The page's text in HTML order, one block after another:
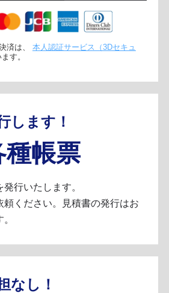
済は、 本人認証サービス（3Dセキュ
す。
します！
種帳票
行いたします。
頼ください。見積書の発行はお
なし！